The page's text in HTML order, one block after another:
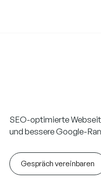
SEO-optimierte
und bessere Google-
Gespräch vereinbaren